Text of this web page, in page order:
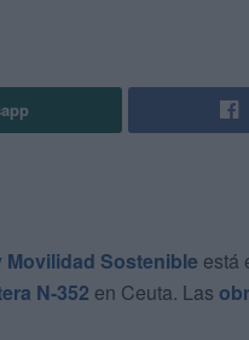
Sostenible está
N-352 en Ceuta. Las